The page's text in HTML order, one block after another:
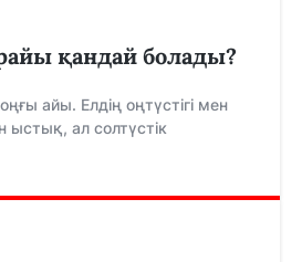
қандай болады?
айы. Елдің оңтүстігі мен
ыстық, ал солтүстік